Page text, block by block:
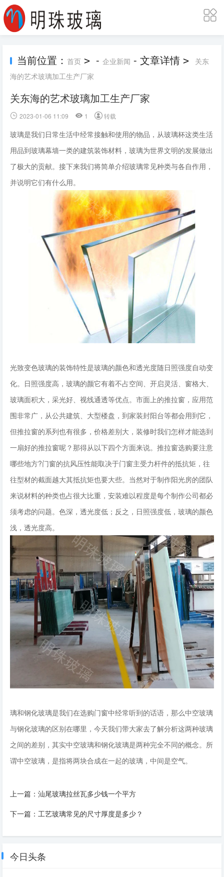
当前位置： 首页 > - 企业新闻 - 文章详情 >
关东
海的艺术玻璃加工生产厂家
关东海的艺术玻璃加工生产厂家
2023-01-06 11:09 1 转载
玻璃是我们日常生活中经常接触和使用的物品，从玻璃杯这类生活
用品到玻璃幕墙一类的建筑装饰材料，玻璃为世界文明的发展做出
了极大的贡献。接下来我们将简单介绍玻璃常见种类与各自作用，
并说明它们有什么用。
光致变色玻璃的装饰特性是玻璃的颜色和透光度随日照强度自动变
化。日照强度高，玻璃的颜它有着不占空间、开启灵活、窗格大、
玻璃面积大，采光好、视线通透等优点。市面上的推拉窗，应用范
围非常广，从公共建筑、大型楼盘，到家装封阳台等都会用到它，
但推拉窗的系列也有很多，价格差别大，装修时我们怎样才能选到
一扇好的推拉窗呢？那得从以下四个方面来说。推拉窗选购要注意
哪些地方?门窗的抗风压性能取决于门窗主受力杆件的抵抗矩，往
往型材的截面越大其抵抗矩也要大些。当然对于制作阳光房的团队
来说材料的种类也占很大比重，安装难以程度是每个制作公司都必
须考虑的问题。色深，透光度低；反之，日照强度低，玻璃的颜色
浅，透光度高。
璃和钢化玻璃是我们在选购门窗中经常听到的话语，那么中空玻璃
与钢化玻璃的区别在哪里，今天我们带大家去了解分析这两种玻璃
之间的差别，其实中空玻璃和钢化玻璃是两种完全不同的概念。所
谓中空玻璃，是指将两块合成在一起的玻璃，中间是空气。
上一篇： 汕尾玻璃拉丝瓦多少钱一个平方
下一篇： 工艺玻璃常见的尺寸厚度是多少？
今日头条